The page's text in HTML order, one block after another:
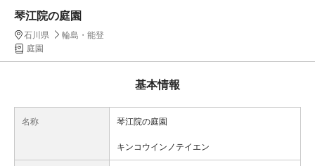
琴江院の庭園
石川県
輪島・能登
庭園
基本情報
名称 琴江院の庭園
キンコウインノテイエン